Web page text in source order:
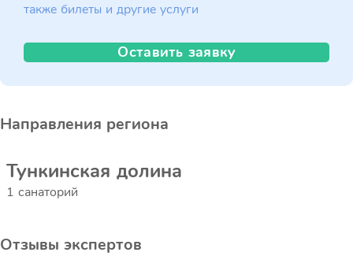
также билеты и другие услуги
Оставить заявку
Направления региона
Тункинская долина
1 санаторий
Отзывы экспертов